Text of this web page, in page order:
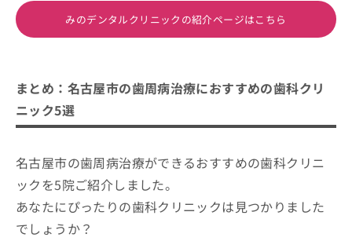
みのデンタルクリニックの紹介ページはこちら
まとめ：名古屋市の歯周病治療におすすめの歯科クリ
ニック5選
名古屋市の歯周病治療ができるおすすめの歯科クリニ
ックを5院ご紹介しました。
あなたにぴったりの歯科クリニックは見つかりました
でしょうか？